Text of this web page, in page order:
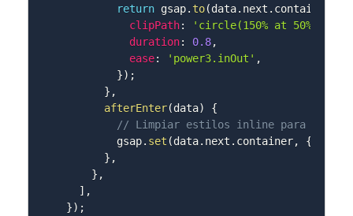
return gsap. to(data. next . container
clipPath: 'circle(150% at 50% 50%)'
duration: 0.8,
ease: 'power3.inOut' ,
}) ;
} ,
afterEnter(data)
{
// Limpiar estilos inline para no
          gsap
. set (data. next . container, {
} ,
} ,
] ,
}) ;